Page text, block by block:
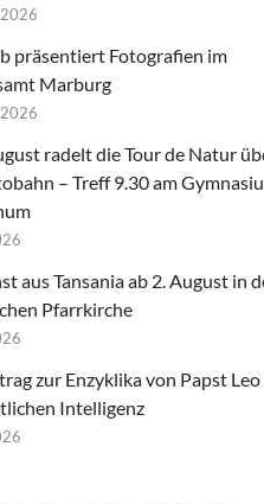
präsentiert Fotografien im
Marburg
radelt die Tour de Natur
– Treff 9.30 am
aus Tansania ab 2. August in
Pfarrkirche
zur Enzyklika von Papst Leo
Intelligenz